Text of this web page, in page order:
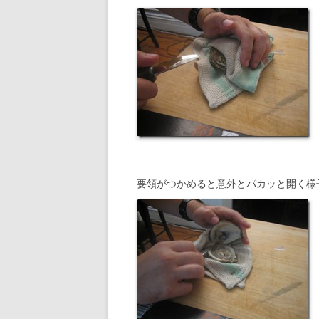
要領がつかめると意外とパカッと開く様